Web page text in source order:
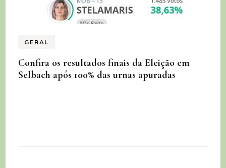
GERAL
Confira os resultados finais da Eleição em
Selbach após 100% das urnas apuradas